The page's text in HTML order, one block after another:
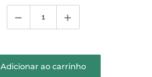
Adicionar ao carrinho